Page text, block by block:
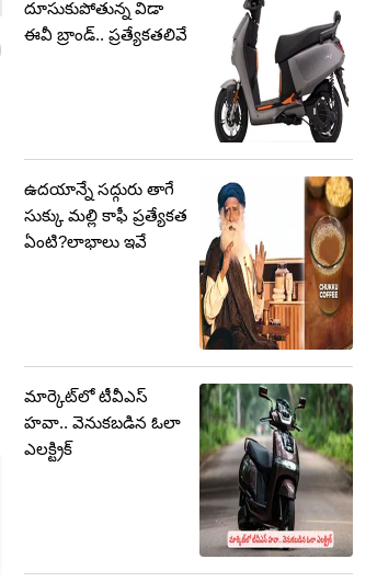
దూసుకుపోతున్న విడా
ఈవీ బ్రాండ్.. ప్రత్యేకతలివే
ఉదయాన్నే సద్గురు తాగే
సుక్కు మల్లి కాఫీ ప్రత్యేకత
ఏంటి?లాభాలు ఇవే
మార్కెట్‌లో టీవీఎస్
హవా.. వెనుకబడిన ఓలా
ఎలక్ట్రిక్